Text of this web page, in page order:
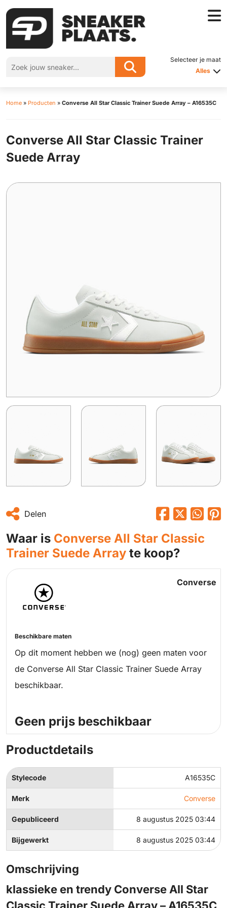
Selecteer je maat
Alles
Home » Producten » Converse All Star Classic Trainer Suede Array – A16535C
Converse All Star Classic Trainer
Suede Array
Delen
Waar is Converse All Star Classic
Trainer Suede Array te koop?
Converse
Beschikbare maten
Op dit moment hebben we (nog) geen maten voor
de Converse All Star Classic Trainer Suede Array
beschikbaar.
Geen prijs beschikbaar
Productdetails
Stylecode A16535C
Merk Converse
Gepubliceerd 8 augustus 2025 03:44
Bijgewerkt 8 augustus 2025 03:44
Omschrijving
klassieke en trendy Converse All Star